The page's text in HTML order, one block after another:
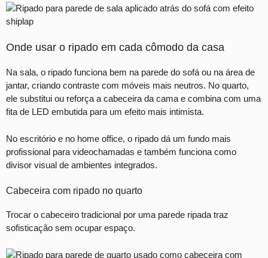
Onde usar o ripado em cada cômodo da casa
Na sala, o ripado funciona bem na parede do sofá ou na área de
jantar, criando contraste com móveis mais neutros. No quarto,
ele substitui ou reforça a cabeceira da cama e combina com uma
fita de LED embutida para um efeito mais intimista.
No escritório e no home office, o ripado dá um fundo mais
profissional para videochamadas e também funciona como
divisor visual de ambientes integrados.
Cabeceira com ripado no quarto
Trocar o cabeceiro tradicional por uma parede ripada traz
sofisticação sem ocupar espaço.